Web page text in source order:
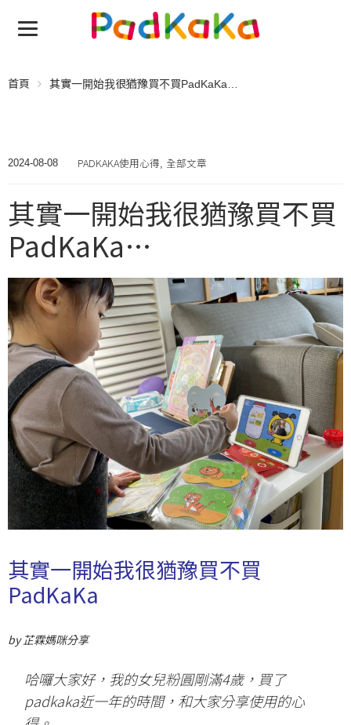
首頁 其實一開始我很猶豫買不買PadKaKa…
2024-08-08 PADKAKA使用心得, 全部文章
其實一開始我很猶豫買不買
PadKaKa…
其實一開始我很猶豫買不買
PadKaKa
by 芷霖媽咪分享
哈囉大家好，我的女兒粉圓剛滿4歲，買了
padkaka近一年的時間，和大家分享使用的心